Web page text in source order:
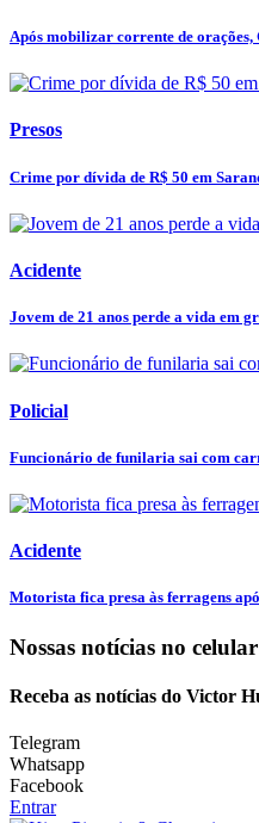
Após mobilizar corrente de
Presos
Crime por dívida de R$ 50 em
Acidente
Jovem de 21 anos perde a vida em
Policial
Funcionário de funilaria sai com
Acidente
Motorista fica presa às ferragens
Nossas notícias no celular
Receba as notícias do Victor
Telegram
Whatsapp
Facebook
Entrar